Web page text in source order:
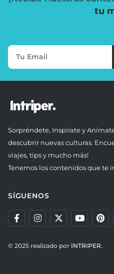
tu
Sorpréndete, Inspírate y
descubrir nuevas culturas.
viajes, tips y mucho más!
Tenemos los contenidos que te
SÍGUENOS
© 2025 realizado por INTRIPER.